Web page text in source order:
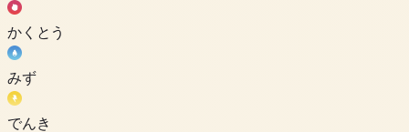
かくとう
みず
でんき